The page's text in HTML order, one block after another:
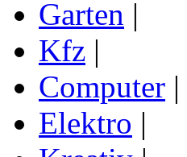
Garten |
Kfz |
Computer |
Elektro |